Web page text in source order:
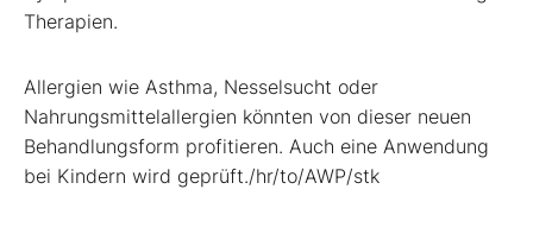
Therapien.
Allergien wie Asthma, Nesselsucht oder
Nahrungsmittelallergien könnten von dieser neuen
Behandlungsform profitieren. Auch eine Anwendung
bei Kindern wird geprüft./hr/to/AWP/stk